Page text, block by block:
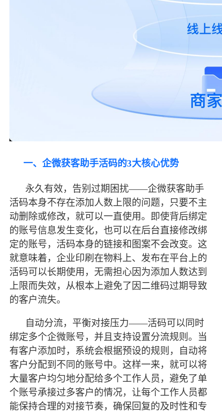
一、企微获客助手活码的3大核心优势
永久有效，告别过期困扰——企微获客助手
活码本身不存在添加人数上限的问题，只要不主
动删除或修改，就可以一直使用。即使背后绑定
的账号信息发生变化，也可以在后台直接修改绑
定的账号，活码本身的链接和图案不会改变。这
就意味着，企业印刷在物料上、发布在平台上的
活码可以长期使用，无需担心因为添加人数达到
上限而失效，从根本上避免了因二维码过期导致
的客户流失。
自动分流，平衡对接压力——活码可以同时
绑定多个企微账号，并且支持设置分流规则。当
有客户添加时，系统会根据预设的规则，自动将
客户分配到不同的账号中。这样一来，就可以将
大量客户均匀地分配给多个工作人员，避免了单
个账号承接过多客户的情况，让每个工作人员都
能保持合理的对接节奏，确保回复的及时性和专